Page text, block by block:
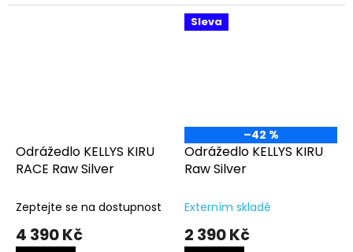
Odrážedlo KELLYS KIRU
RACE Raw Silver
Zeptejte se na dostupnost
4 390 Kč
Sleva
–42 %
Odrážedlo KELLYS KIRU
Raw Silver
Externím skladě
2 390 Kč